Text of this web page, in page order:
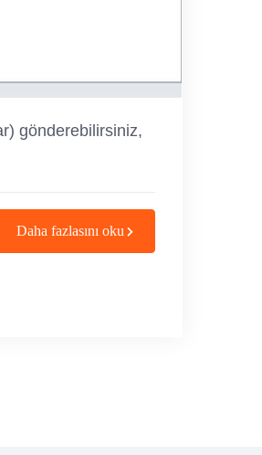
gönderebilirsiniz,
Daha fazlasını oku